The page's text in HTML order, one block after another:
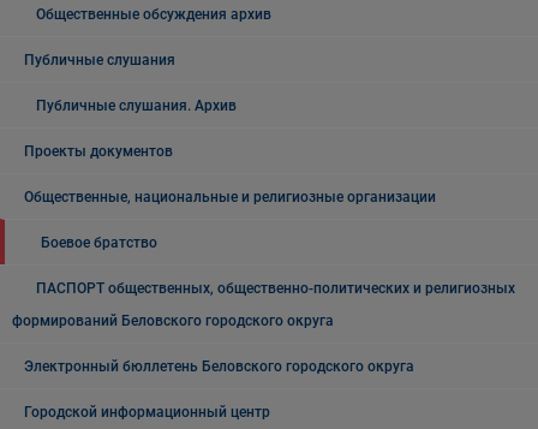
Общественные обсуждения архив
Публичные слушания
Публичные слушания. Архив
Проекты документов
Общественные, национальные и религиозные организации
Боевое братство
ПАСПОРТ общественных, общественно-политических и религиозных
формирований Беловского городского округа
Электронный бюллетень Беловского городского округа
Городской информационный центр